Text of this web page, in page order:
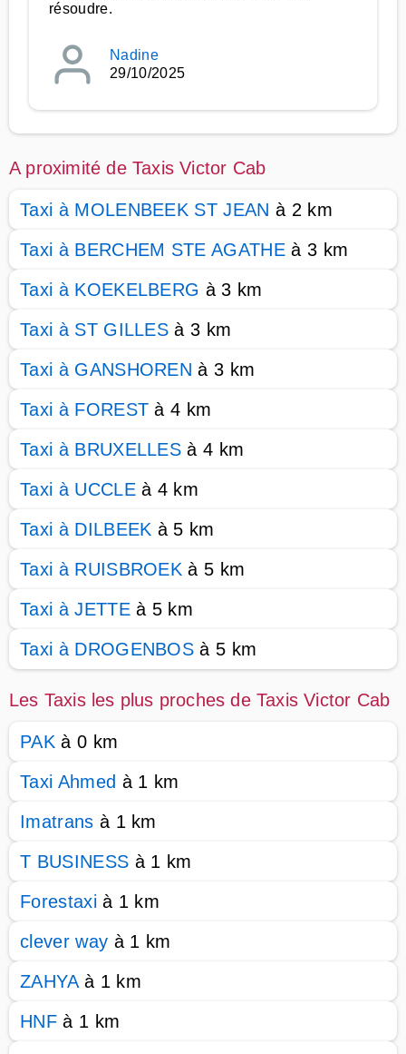
résoudre.
Nadine
29/10/2025
A proximité de Taxis Victor Cab
Taxi à MOLENBEEK ST JEAN à 2 km
Taxi à BERCHEM STE AGATHE à 3 km
Taxi à KOEKELBERG à 3 km
Taxi à ST GILLES à 3 km
Taxi à GANSHOREN à 3 km
Taxi à FOREST à 4 km
Taxi à BRUXELLES à 4 km
Taxi à UCCLEà 4 km
Taxi à DILBEEK à 5 km
Taxi à RUISBROEK à 5 km
Taxi à JETTEà 5 km
Taxi à DROGENBOS à 5 km
Les Taxis les plus proches de Taxis Victor Cab
PAK à 0 km
Taxi Ahmed à 1 km
Imatrans à 1 km
T BUSINESS à 1 km
Forestaxià 1 km
clever way à 1 km
ZAHYAà 1 km
HNFà 1 km